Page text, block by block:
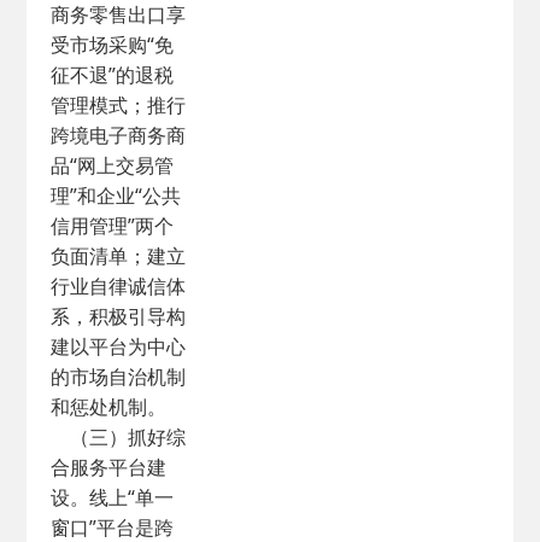
商务零售出口享
受市场采购“免
征不退”的退税
管理模式；推行
跨境电子商务商
品“网上交易管
理”和企业“公共
信用管理”两个
负面清单；建立
行业自律诚信体
系，积极引导构
建以平台为中心
的市场自治机制
和惩处机制。
（三）抓好综
合服务平台建
设。线上“单一
窗口”平台是跨